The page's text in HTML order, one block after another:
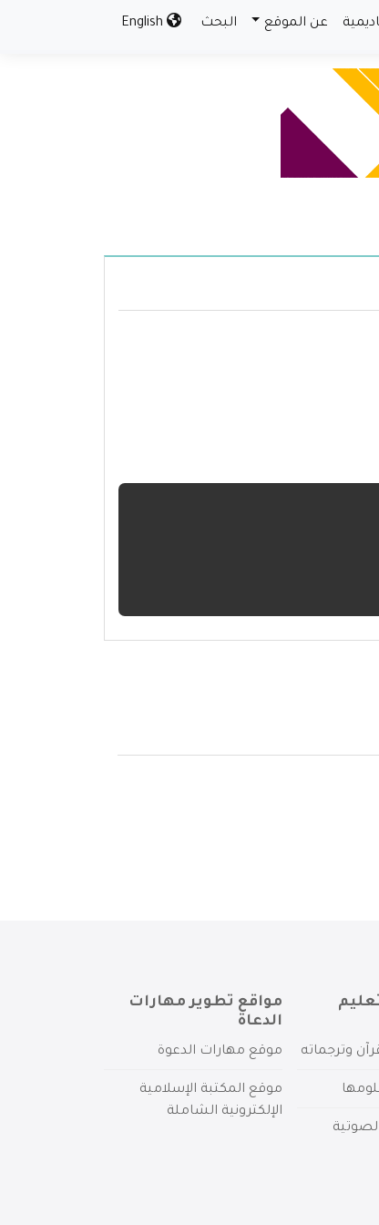
عن الموقع البحث
وترجماته
مواقع تطوير مهارات
الدعاة
موقع مهارات الدعوة
موقع المكتبة الإسلامية
الإلكترونية الشاملة